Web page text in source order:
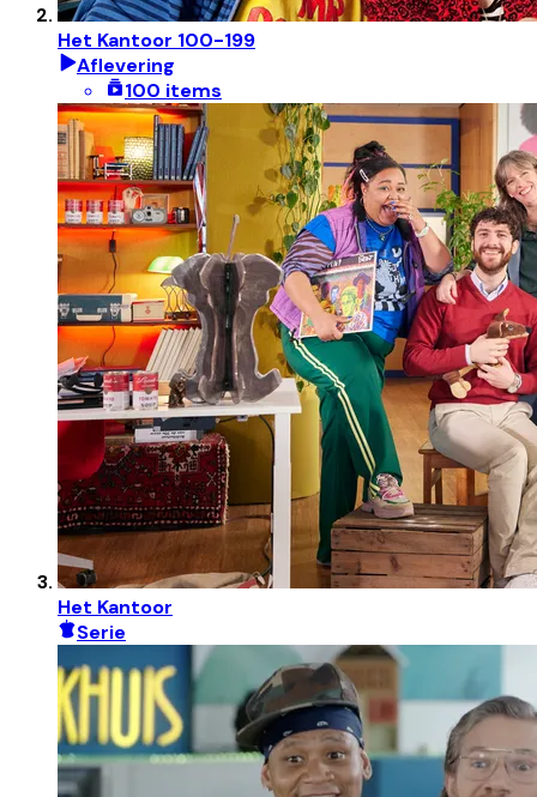
Het Kantoor 100-199
Aflevering
100 items
Het Kantoor
Serie